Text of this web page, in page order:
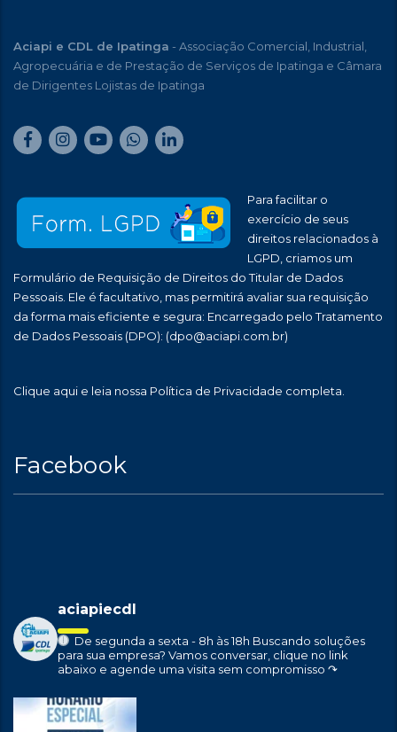
Aciapi e CDL de Ipatinga - Associação Comercial, Industrial,
Agropecuária e de Prestação de Serviços de Ipatinga e Câmara
de Dirigentes Lojistas de Ipatinga
Para facilitar o
exercício de seus
direitos relacionados à
LGPD, criamos um
Formulário de Requisição de Direitos do Titular de Dados
Pessoais. Ele é facultativo, mas permitirá avaliar sua requisição
da forma mais eficiente e segura: Encarregado pelo Tratamento
de Dados Pessoais (DPO): (dpo@aciapi.com.br)
Clique aqui e leia nossa Política de Privacidade completa.
Facebook
aciapiecdl
De segunda a sexta - 8h às 18h Buscando soluções
para sua empresa? Vamos conversar, clique no link
abaixo e agende uma visita sem compromisso ↷